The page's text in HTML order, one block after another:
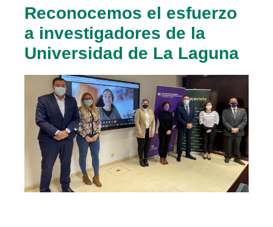
Reconocemos el esfuerzo
a investigadores de la
Universidad de La Laguna